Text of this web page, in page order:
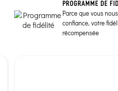
PROGRAMME DE
Parce que vous
confiance, votre
récompensée